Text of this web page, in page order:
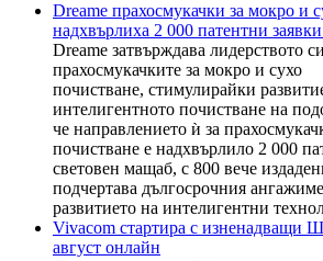
Dreame прахосмукачки за мокро и
надхвърлиха 2 000 патентни
Dreame затвърждава лидерството
прахосмукачките за мокро и сухо
почистване, стимулирайки
интелигентното почистване на
че направлението ѝ за
почистване е надхвърлило 2 000
световен мащаб, с 800 вече
подчертава дългосрочния
развитието на интелигентни
Vivacom стартира с изненадващи
август онлайн